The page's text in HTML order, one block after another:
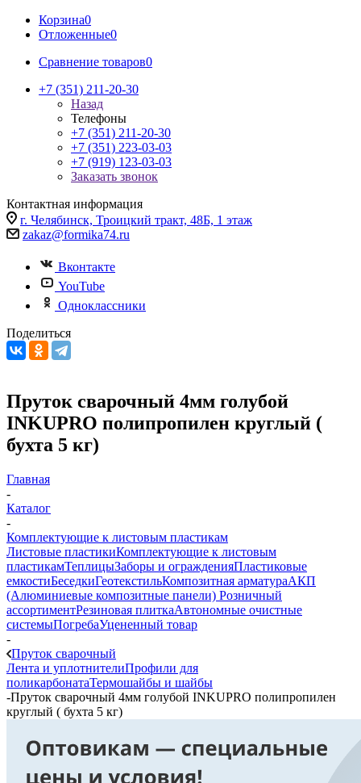
Корзина0
Отложенные0
Сравнение товаров0
+7 (351) 211-20-30
Назад
Телефоны
+7 (351) 211-20-30
+7 (351) 223-03-03
+7 (919) 123-03-03
Заказать звонок
Контактная информация
г. Челябинск, Троицкий тракт, 48Б, 1 этаж
zakaz@formika74.ru
Вконтакте
YouTube
Одноклассники
Поделиться
Пруток сварочный 4мм голубой
INKUPRO полипропилен круглый (
бухта 5 кг)
Главная
-
Каталог
-
Комплектующие к листовым пластикам
Листовые пластикиКомплектующие к листовым
пластикамТеплицыЗаборы и огражденияПластиковые
емкостиБеседкиГеотекстильКомпозитная арматураАКП
(Алюминиевые композитные панели) Розничный
ассортиментРезиновая плиткаАвтономные очистные
системыПогребаУцененный товар
-
Пруток сварочный
Лента и уплотнителиПрофили для
поликарбонатаТермошайбы и шайбы
-Пруток сварочный 4мм голубой INKUPRO полипропилен
круглый ( бухта 5 кг)